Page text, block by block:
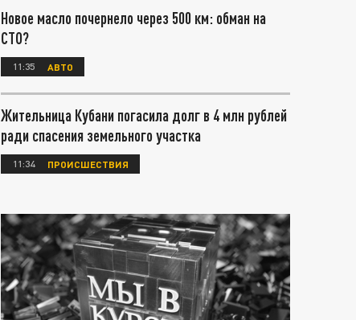
Новое масло почернело через 500 км: обман на
СТО?
11:35 АВТО
Жительница Кубани погасила долг в 4 млн рублей
ради спасения земельного участка
11:34 ПРОИСШЕСТВИЯ